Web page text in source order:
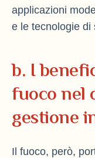
applicazioni
e le tecnologie di
b. I
fuoco nel
gestione
Il fuoco, però,